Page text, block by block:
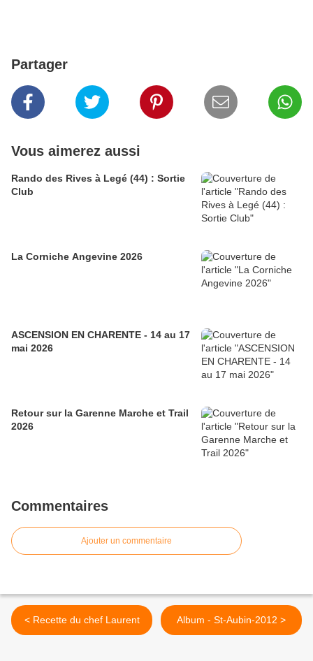
Partager
Vous aimerez aussi
Rando des Rives à Legé (44) : Sortie
Club
La Corniche Angevine 2026
ASCENSION EN CHARENTE - 14 au 17
mai 2026
Retour sur la Garenne Marche et Trail
2026
Commentaires
Ajouter un commentaire
< Recette du chef Laurent Album - St-Aubin-2012 >